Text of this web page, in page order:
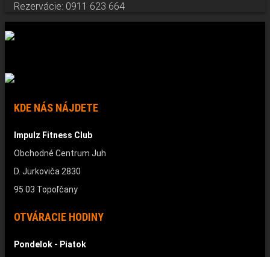
Rezervácie: 0911 623 664
KDE NÁS NÁJDETE
Impulz Fitness Club
Obchodné Centrum Juh
D. Jurkoviča 2830
95 03 Topoľčany
OTVÁRACIE HODINY
Pondelok - Piatok